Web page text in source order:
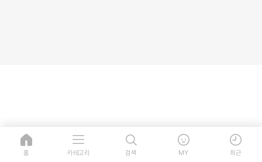
홈 카테고리 검색 MY 최근